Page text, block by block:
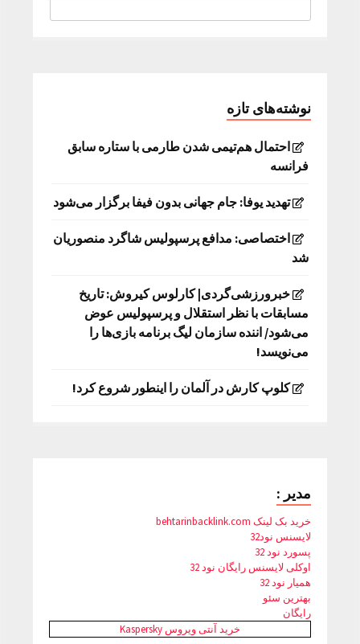
نوشته‌های تازه
احتمال هم‌تیمی شدن طارمی با ستاره سابق
فرانسه
تهدید یوفا: جام جهانی بدون فیفا برگزار می‌شود
اختصاصی: مدافع پرسپولیس شاگرد منصوریان
شد
خبرورزشی‌گردی| کارلوس کیروش: تاریخ
مسابقات با نظر استقلال و پرسپولیس عوض
می‌شود/ اننده سازمان لیگ برنامه بازی‌ها را
می‌نویسد!
کلوپ کارش در آلمان را اینطور شروع کرد!
مدیر :
خرید بک لینک behtarinbacklink.com
لایسنس نود32
پسورد نود 32
اوکلی لایسنس رایگان نود 32
همیار نود 32
بهترین سئو
رایگان
خرید آنتی ویروس Kaspersky